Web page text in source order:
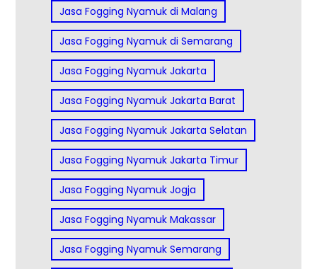
Jasa Fogging Nyamuk di Malang
Jasa Fogging Nyamuk di Semarang
Jasa Fogging Nyamuk Jakarta
Jasa Fogging Nyamuk Jakarta Barat
Jasa Fogging Nyamuk Jakarta Selatan
Jasa Fogging Nyamuk Jakarta Timur
Jasa Fogging Nyamuk Jogja
Jasa Fogging Nyamuk Makassar
Jasa Fogging Nyamuk Semarang